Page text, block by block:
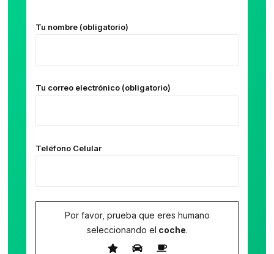
Tu nombre (obligatorio)
Tu correo electrónico (obligatorio)
Teléfono Celular
Por favor, prueba que eres humano
seleccionando el coche.